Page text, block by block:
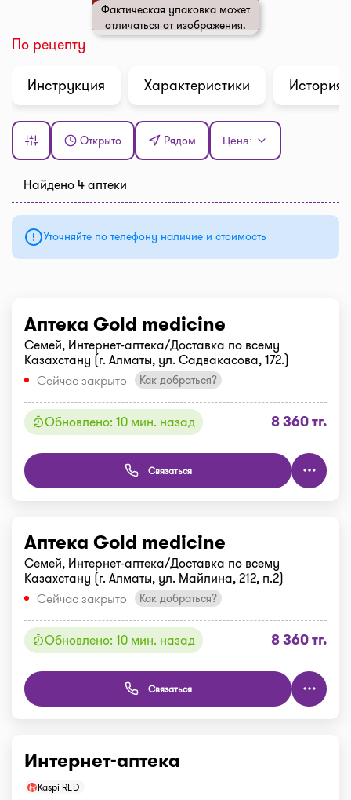
Фактическая упаковка может
отличаться от изображения.
По рецепту
Инструкция
Характеристики История
Открыто Рядом Цена:
Найдено 4 аптеки
Уточняйте по телефону наличие и стоимость
Аптека Gold medicine
Семей, Интернет-аптека/Доставка по всему
Казахстану (г. Алматы, ул. Садвакасова, 172.)
Сейчас закрыто
Как добраться?
Обновлено: 10 мин. назад 8 360 тг.
Связаться
Аптека Gold medicine
Семей, Интернет-аптека/Доставка по всему
Казахстану (г. Алматы, ул. Майлина, 212, п.2)
Сейчас закрыто
Как добраться?
Обновлено: 10 мин. назад 8 360 тг.
Связаться
Интернет-аптека
Kaspi RED